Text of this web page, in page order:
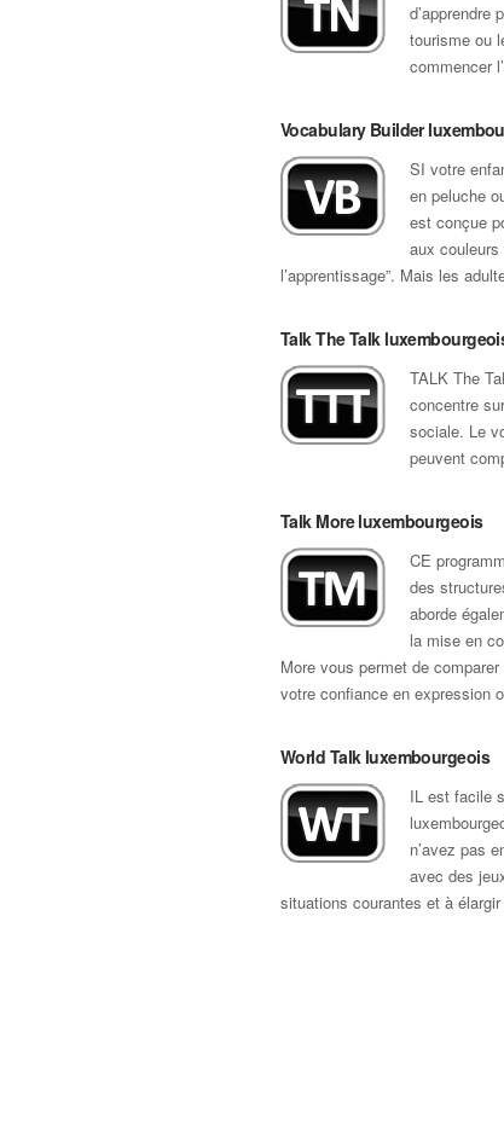
d’apprendre
tourisme ou
commencer
Vocabulary Builder
SI votre
en peluche
est conçue
aux
l’apprentissage”. Mais les
Talk The Talk
TALK The
concentre
sociale. Le
peuvent
Talk More luxembourgeois
CE
des
aborde
la mise en
More vous permet de
votre confiance en expression
World Talk luxembourgeois
IL est facile
n’avez pas
avec des
situations courantes et à